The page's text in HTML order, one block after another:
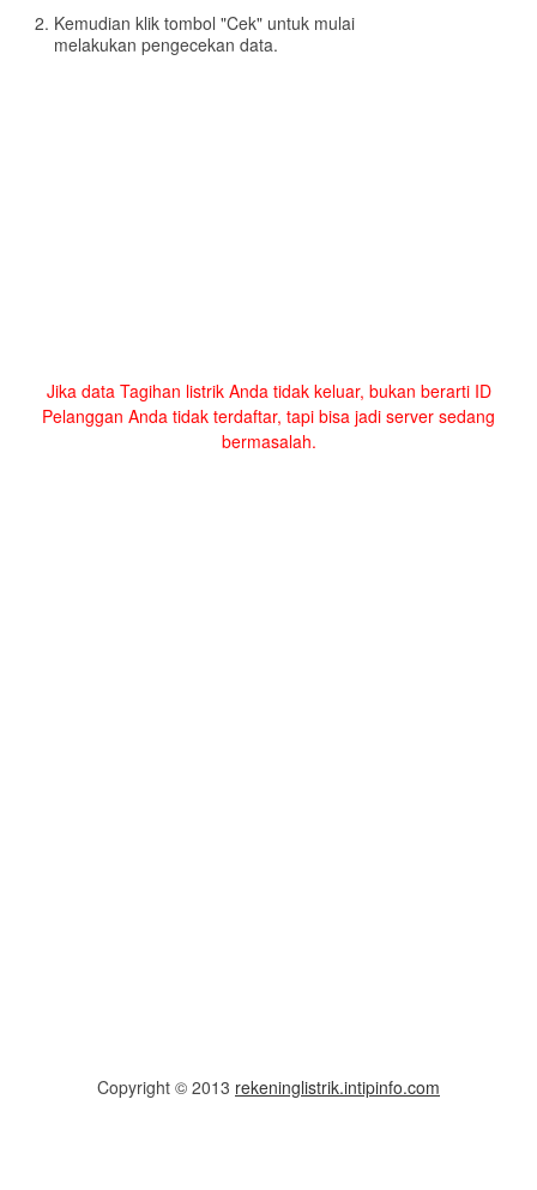
Kemudian klik tombol "Cek" untuk mulai
melakukan pengecekan data.
Jika data Tagihan listrik Anda tidak keluar, bukan berarti ID
Pelanggan Anda tidak terdaftar, tapi bisa jadi server sedang
bermasalah.
Copyright © 2013 rekeninglistrik.intipinfo.com